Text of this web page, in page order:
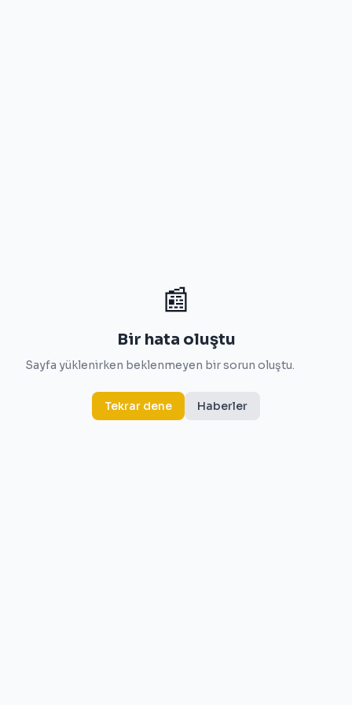
📰
Bir hata oluştu
Sayfa yüklenirken beklenmeyen bir sorun oluştu.
Tekrar dene Haberler